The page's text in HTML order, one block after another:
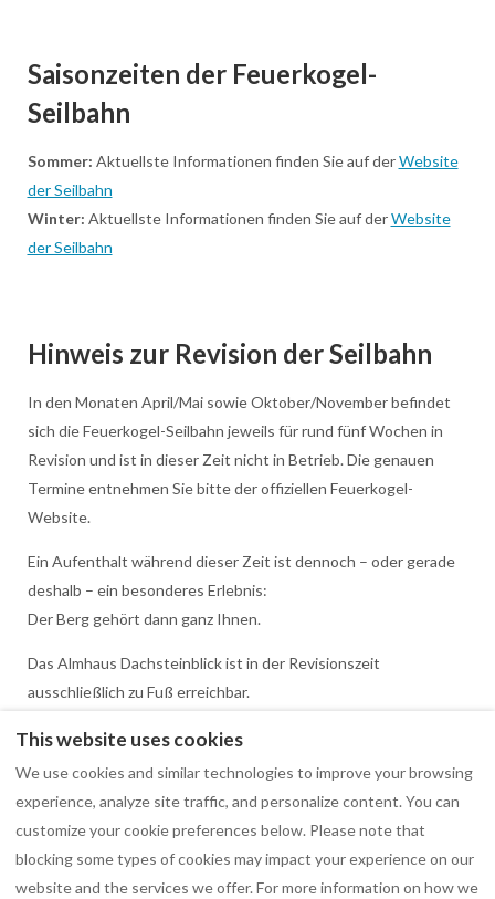
Saisonzeiten der Feuerkogel-
Seilbahn
Sommer: Aktuellste Informationen finden Sie auf derWebsite
der Seilbahn
Winter: Aktuellste Informationen finden Sie auf derWebsite
der Seilbahn
Hinweis zur Revision der Seilbahn
In den Monaten April/Mai sowie Oktober/November befindet
sich die Feuerkogel-Seilbahn jeweils für rund fünf Wochen in
Revision und ist in dieser Zeit nicht in Betrieb. Die genauen
Termine entnehmen Sie bitte der offiziellen Feuerkogel-
Website.
Ein Aufenthalt während dieser Zeit ist dennoch – oder gerade
deshalb – ein besonderes Erlebnis:
Der Berg gehört dann ganz Ihnen.
Das Almhaus Dachsteinblick ist in der Revisionszeit
ausschließlich zu Fuß erreichbar.
führt durch eine ruhige, ursprüngliche Berglandschaft.
English +4368181497982
This website uses cookies
We use cookies and similar technologies to improve your browsing
experience, analyze site traffic, and personalize content. You can
customize your cookie preferences below. Please note that
blocking some types of cookies may impact your experience on our
website and the services we offer. For more information on how we